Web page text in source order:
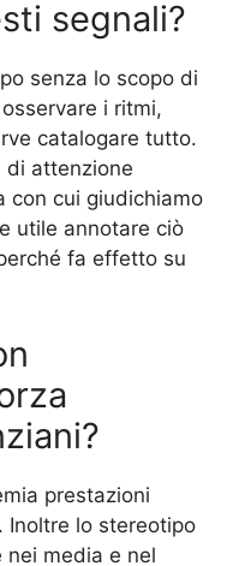
segnali?
senza lo scopo di
i ritmi,
catalogare tutto.
di attenzione
con cui giudichiamo
utile annotare ciò
fa effetto su
prestazioni
Inoltre lo stereotipo
nei media e nel